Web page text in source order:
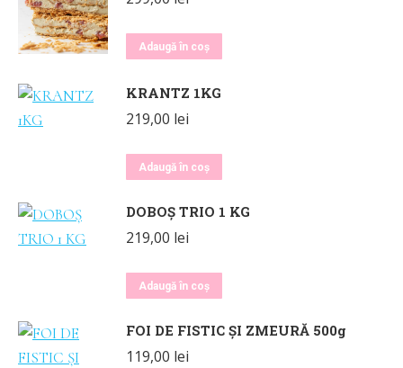
Adaugă în coș
KRANTZ 1KG
219,00 lei
Adaugă în coș
DOBOȘ TRIO 1 KG
219,00 lei
Adaugă în coș
FOI DE FISTIC ȘI ZMEURĂ 500g
119,00 lei